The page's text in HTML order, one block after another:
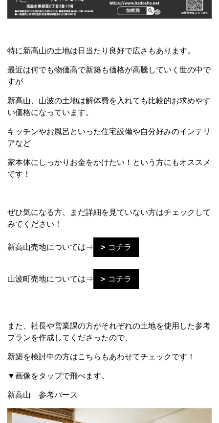
特に新高山の土地は日当たり良好で広さもあります。
最近は何でも物価高で新築も価格が高騰していく世の中で
すが
新高山、山波の土地は解体費を入れても比較的お求めやす
い価格になっています。
キッチンやお風呂といった住宅設備や自分好みのインテリ
アなど
家本体にしっかりお金をかけたい！という方にもオススメ
です！
ぜひ気になる方、まだ詳細を見ていない方はチェックして
みてください！
新高山売地については⇒ コチラ
山波町売地については⇒ コチラ
また、社長や営業課の方がそれぞれの土地を使用した参考
プランを作成してくださったので、
新築を検討中の方はこちらもあわせてチェックです！
▼画像をタップで飛べます。
新高山 参考パース